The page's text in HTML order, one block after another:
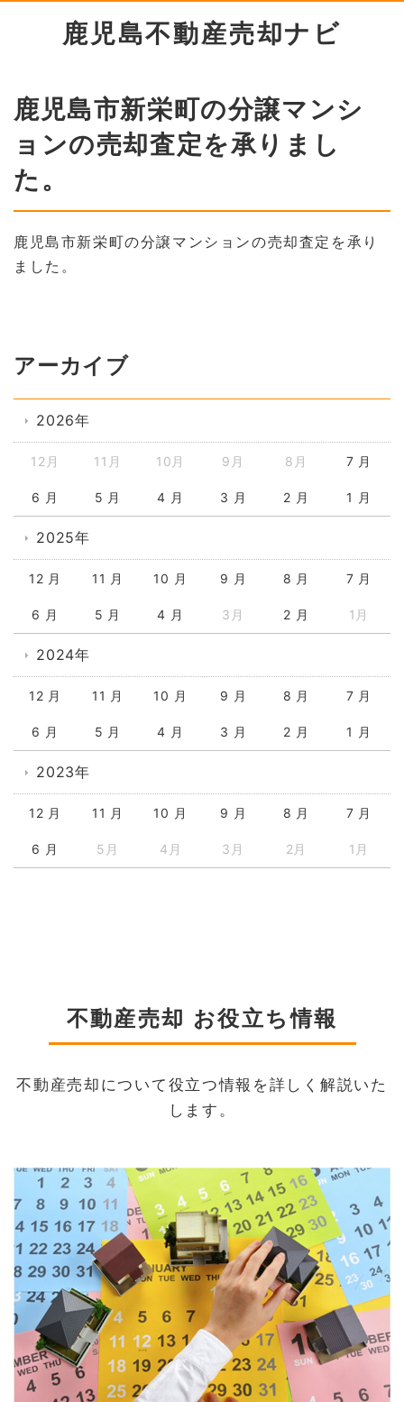
鹿児島不動産売却ナビ
鹿児島市新栄町の分譲マンシ
ョンの売却査定を承りまし
た。
鹿児島市新栄町の分譲マンションの売却査定を承り
ました。
アーカイブ
2026年
12月 11月 10月 9月 8月 7 月
6 月 5 月 4 月 3 月 2 月 1 月
2025年
12 月 11 月 10 月 9 月 8 月 7 月
6 月 5 月 4 月 3月 2 月 1月
2024年
12 月 11 月 10 月 9 月 8 月 7 月
6 月 5 月 4 月 3 月 2 月 1 月
2023年
12 月 11 月 10 月 9 月 8 月 7 月
6 月 5月 4月 3月 2月 1月
不動産売却 お役立ち情報
不動産売却について役立つ情報を詳しく解説いた
します。